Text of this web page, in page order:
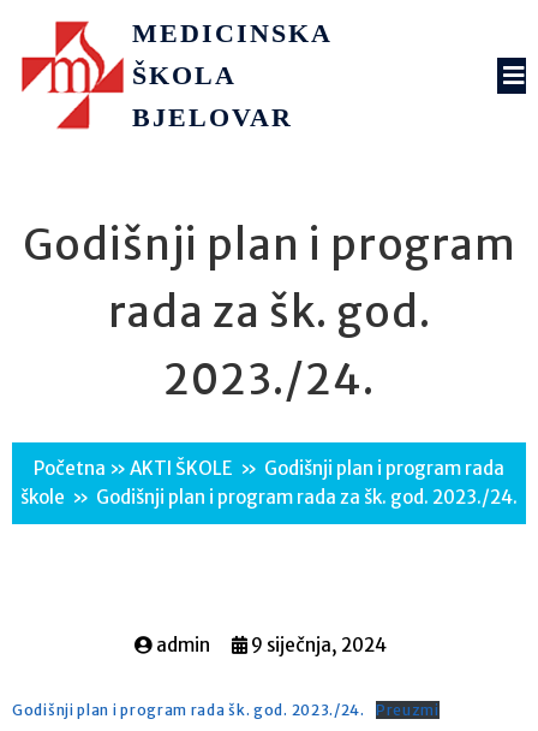
MEDICINSKA
ŠKOLA
BJELOVAR
Godišnji plan i program
rada za šk. god.
2023./24.
Početna » AKTI ŠKOLE » Godišnji plan i program rada
škole » Godišnji plan i program rada za šk. god. 2023./24.
admin 9 siječnja, 2024
Godišnji plan i program rada šk. god. 2023./24. Preuzmi